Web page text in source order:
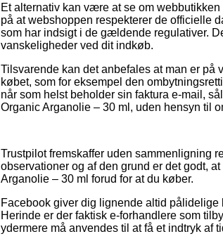
Et alternativ kan være at se om
på at webshoppen respekterer de officielle
som har indsigt i de gældende regulativer.
vanskeligheder ved dit indkøb.
Tilsvarende kan det anbefales at man er på
købet, som for eksempel den
når som helst beholder sin faktura e-mail,
Organic Arganolie – 30 ml, uden hensyn til
Trustpilot fremskaffer uden sammenligning
observationer og af den grund er det godt,
Arganolie – 30 ml forud for at du køber.
Facebook giver dig lignende altid
Herinde er der faktisk e-forhandlere som
ydermere må anvendes til at få et indtryk af